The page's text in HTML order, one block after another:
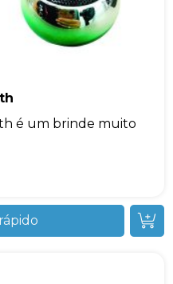
é um brinde muito